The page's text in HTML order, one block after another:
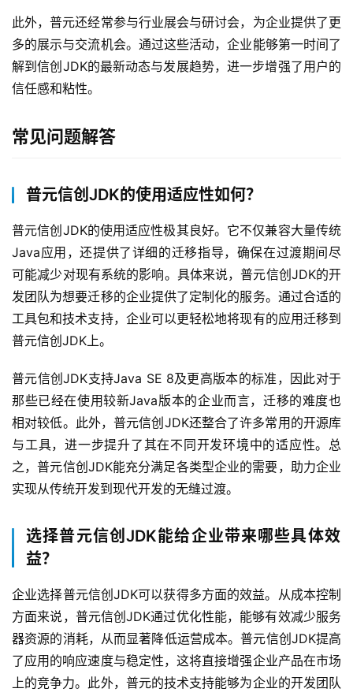
解
决
方
案
态
作
服
务
与
支
持
解
普
元
联
系
我
此外，普元还经常参与行业展会与研讨会，为企业提供了更
多的展示与交流机会。通过这些活动，企业能够第一时间了
解到信创JDK的最新动态与发展趋势，进一步增强了用户的
信任感和粘性。
常见问题解答
普元信创JDK的使用适应性如何？
普元信创JDK的使用适应性极其良好。它不仅兼容大量传统
Java应用，还提供了详细的迁移指导，确保在过渡期间尽
可能减少对现有系统的影响。具体来说，普元信创JDK的开
发团队为想要迁移的企业提供了定制化的服务。通过合适的
工具包和技术支持，企业可以更轻松地将现有的应用迁移到
普元信创JDK上。
普元信创JDK支持Java SE 8及更高版本的标准，因此对于
那些已经在使用较新Java版本的企业而言，迁移的难度也
相对较低。此外，普元信创JDK还整合了许多常用的开源库
与工具，进一步提升了其在不同开发环境中的适应性。总
之，普元信创JDK能充分满足各类型企业的需要，助力企业
实现从传统开发到现代开发的无缝过渡。
选择普元信创JDK能给企业带来哪些具体效
益？
企业选择普元信创JDK可以获得多方面的效益。从成本控制
方面来说，普元信创JDK通过优化性能，能够有效减少服务
器资源的消耗，从而显著降低运营成本。普元信创JDK提高
了应用的响应速度与稳定性，这将直接增强企业产品在市场
上的竞争力。此外，普元的技术支持能够为企业的开发团队